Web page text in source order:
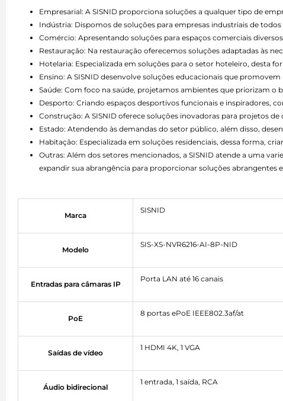
Empresarial: A SISNID proporciona soluções a qualquer tipo de
Indústria: Dispomos de soluções para empresas industriais de
Comércio: Apresentando soluções para espaços comerciais
Restauração: Na restauração oferecemos soluções adaptadas às
Hotelaria: Especializada em soluções para o setor hoteleiro, desta
Ensino: A SISNID desenvolve soluções educacionais que
Saúde: Com foco na saúde, projetamos ambientes que priorizam o
Desporto: Criando espaços desportivos funcionais e inspiradores,
Construção: A SISNID oferece soluções inovadoras para projetos
Estado: Atendendo às demandas do setor público, além disso,
Habitação: Especializada em soluções residenciais, dessa forma,
Outras: Além dos setores mencionados, a SISNID atende a uma
expandir sua abrangência para proporcionar soluções abrangentes
Marca
SISNID
Modelo
SIS-XS-NVR6216-AI-8P-NID
Entradas para câmaras IP
Porta LAN até 16 canais
PoE
8 portas ePoE IEEE802.3af/at
Saídas de vídeo
1 HDMI 4K, 1 VGA
Áudio bidirecional
1 entrada, 1 saída, RCA